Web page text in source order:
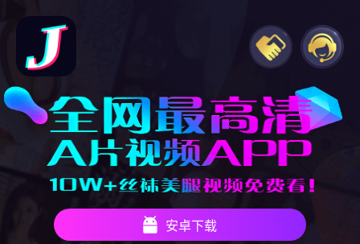
安卓下载